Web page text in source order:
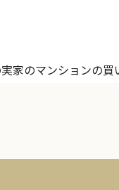
家のマンションの